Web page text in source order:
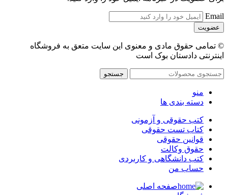
Email
© تمامی حقوق مادی و معنوی این سایت متعق به فروشگاه
اینترنتی دادستان بوک است
جستجو
منو
دسته بندی ها
کتب حقوقی و آزمونی
کتاب تست حقوقی
قوانین حقوقی
حقوق وکالت
کتب دانشگاهی و کاربردی
حساب من
صفحه اصلی